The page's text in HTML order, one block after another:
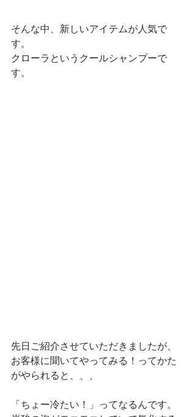
そんな中、新しいアイテムが人気で
す。
クローラというクールシャンプーで
す。
先日ご紹介させていただきましたが、
お客様に聞いてやってみる！ってかた
がやられると、、、
「ちょー冷たい！」ってなるんです。